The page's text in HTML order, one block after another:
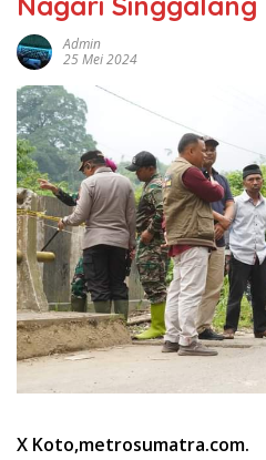
Admin
25 Mei 2024
X Koto,metrosumatra.com.